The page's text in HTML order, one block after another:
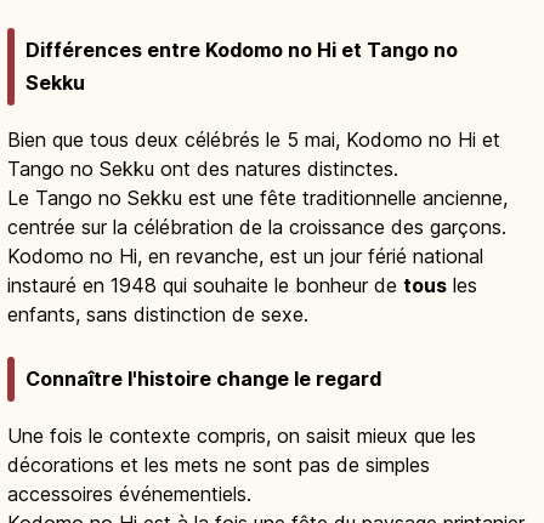
Différences entre Kodomo no Hi et Tango no
Sekku
Bien que tous deux célébrés le 5 mai, Kodomo no Hi et
Tango no Sekku ont des natures distinctes.
Le Tango no Sekku est une fête traditionnelle ancienne,
centrée sur la célébration de la croissance des garçons.
Kodomo no Hi, en revanche, est un jour férié national
instauré en 1948 qui souhaite le bonheur de tous les
enfants, sans distinction de sexe.
Connaître l'histoire change le regard
Une fois le contexte compris, on saisit mieux que les
décorations et les mets ne sont pas de simples
accessoires événementiels.